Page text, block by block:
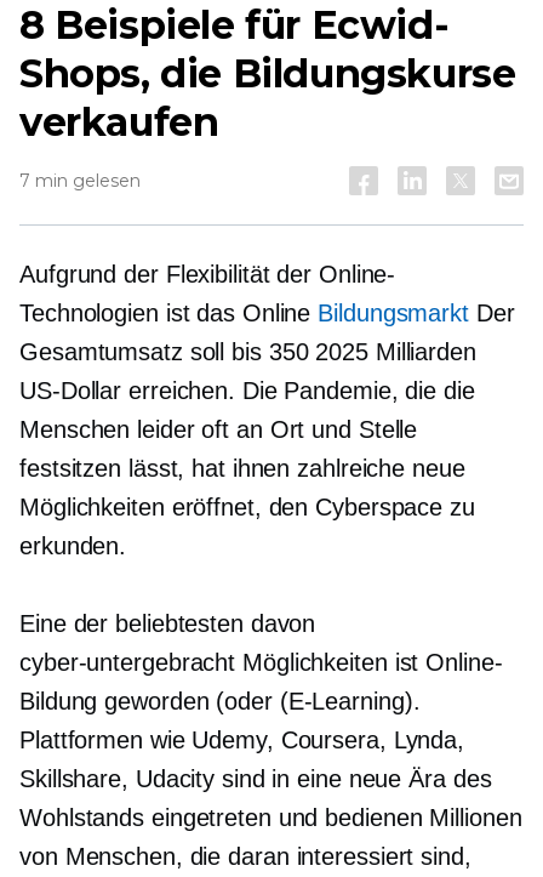
8 Beispiele für Ecwid-
Shops, die Bildungskurse
verkaufen
7 min gelesen
Aufgrund der Flexibilität der Online-
Technologien ist das Online BildungsmarktDer
Gesamtumsatz soll bis 350 2025 Milliarden
US-Dollar erreichen. Die Pandemie, die die
Menschen leider oft an Ort und Stelle
festsitzen lässt, hat ihnen zahlreiche neue
Möglichkeiten eröffnet, den Cyberspace zu
erkunden.
Eine der beliebtesten davon
cyber-untergebracht Möglichkeiten ist Online-
Bildung geworden (oder (E-Learning).
Plattformen wie Udemy, Coursera, Lynda,
Skillshare, Udacity sind in eine neue Ära des
Wohlstands eingetreten und bedienen Millionen
von Menschen, die daran interessiert sind,